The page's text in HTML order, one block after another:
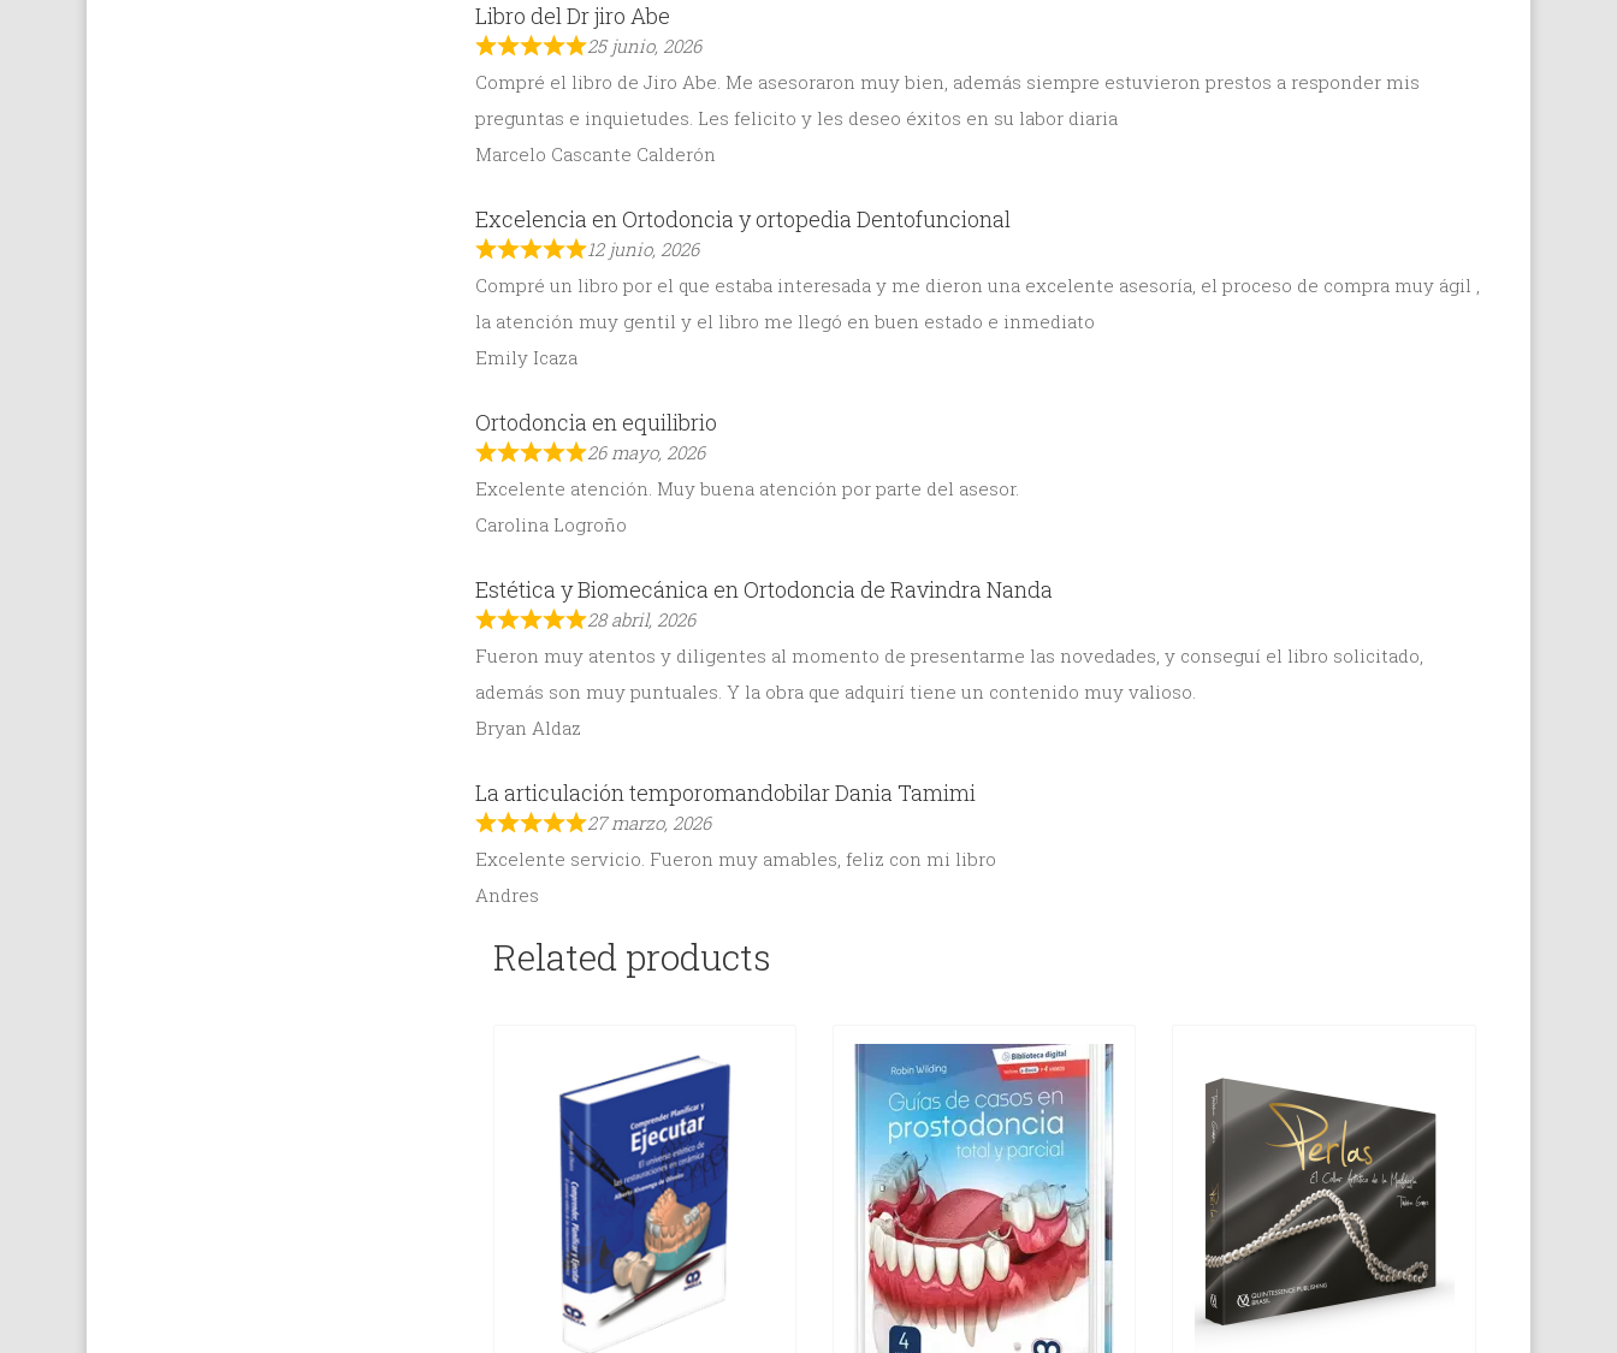
Libro del Dr jiro Abe
25 junio, 2026
Compré el libro de Jiro Abe. Me asesoraron muy bien, además siempre estuvieron prestos a responder mis
preguntas e inquietudes. Les felicito y les deseo éxitos en su labor diaria
Marcelo Cascante Calderón
Excelencia en Ortodoncia y ortopedia Dentofuncional
12 junio, 2026
Compré un libro por el que estaba interesada y me dieron una excelente asesoría, el proceso de compra muy ágil ,
la atención muy gentil y el libro me llegó en buen estado e inmediato
Emily Icaza
Ortodoncia en equilibrio
26 mayo, 2026
Excelente atención. Muy buena atención por parte del asesor.
Carolina Logroño
Estética y Biomecánica en Ortodoncia de Ravindra Nanda
28 abril, 2026
Fueron muy atentos y diligentes al momento de presentarme las novedades, y conseguí el libro solicitado,
además son muy puntuales. Y la obra que adquirí tiene un contenido muy valioso.
Bryan Aldaz
La articulación temporomandobilar Dania Tamimi
27 marzo, 2026
Excelente servicio. Fueron muy amables, feliz con mi libro
Andres
Related products